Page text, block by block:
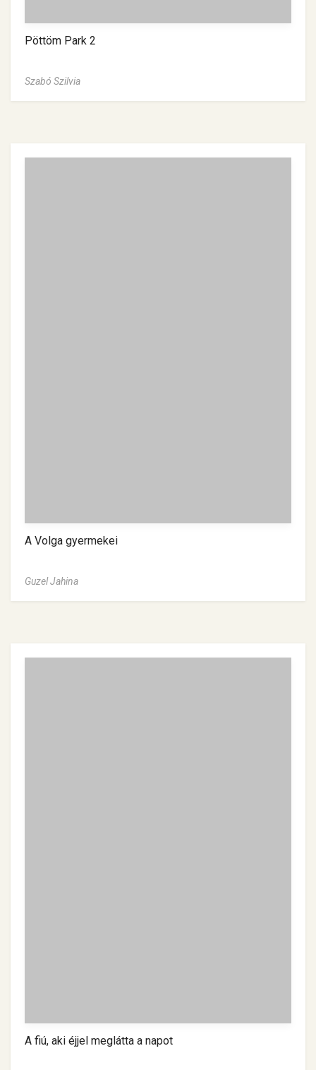
Pöttöm Park 2
Szabó Szilvia
A Volga gyermekei
Guzel Jahina
A fiú, aki éjjel meglátta a napot